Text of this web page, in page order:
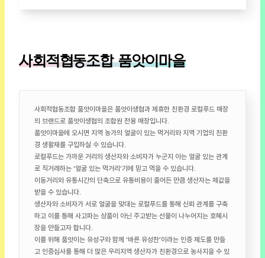
사회적협동조합 품앗이마을
사회적협동조합 품앗이마을은 품앗이생협과 제휴한 친환경 로컬푸드 매장
의 브랜드로 품앗이생협의 조합원 전용 매장입니다.
품앗이마을에 오시면 지역 농가의 얼굴이 있는 먹거리와 지역 기업의 친환
경 생활재를 구입하실 수 있습니다.
로컬푸드는 가까운 거리의 생산자와 소비자가 누군지 아는 얼굴 있는 관계
로 직거래하는 ‘얼굴 있는 먹거리’기에 믿고 먹을 수 있습니다.
이동거리와 유통시간의 단축으로 유통비용이 줄어든 만큼 생산자는 제값을
받을 수 있습니다.
생산자와 소비자가 서로 얼굴을 맞대는 로컬푸드를 통해 신뢰 관계를 구축
하고 이를 통해 사고파는 상품이 아닌 주고받는 선물이 나누어지는 호혜시
장을 만들고자 합니다.
이를 위해 품앗이는 유성구와 함께 ‘바른 유성찬’이라는 인증 제도를 만들
고 인증심사를 통해 더 많은 우리지역 생산자가 친환경으로 농사지을 수 있